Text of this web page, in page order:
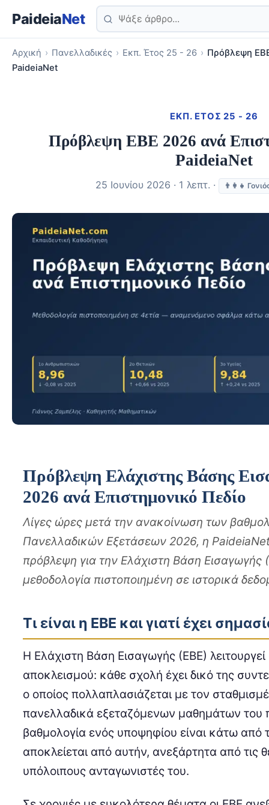
PaideiaNet
Αρχική › Πανελλαδικές › Εκπ. Έτος 25 - 26 › Πρόβλεψη
PaideiaNet
ΕΚΠ. ΈΤΟΣ 25 - 26
Πρόβλεψη ΕΒΕ 2026 ανά
PaideiaNet
25 Ιουνίου 2026 · 1 λεπτ. · 👨‍👩‍👧
Πρόβλεψη Ελάχιστης Βάσης
2026 ανά Επιστημονικό Πεδίο
Λίγες ώρες μετά την ανακοίνωση των
Πανελλαδικών Εξετάσεων 2026, η
πρόβλεψη για την Ελάχιστη Βάση Εισαγωγής
μεθοδολογία πιστοποιημένη σε ιστορικά
Τι είναι η ΕΒΕ και γιατί έχει
Η Ελάχιστη Βάση Εισαγωγής (ΕΒΕ)
αποκλεισμού: κάθε σχολή έχει δικό της
ο οποίος πολλαπλασιάζεται με τον
πανελλαδικά εξεταζόμενων μαθημάτων του
βαθμολογία ενός υποψηφίου είναι κάτω από
αποκλείεται από αυτήν, ανεξάρτητα από τις
υπόλοιπους ανταγωνιστές του.